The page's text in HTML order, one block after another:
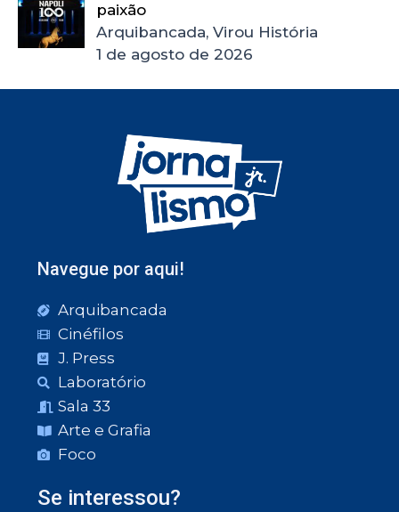
paixão
Arquibancada, Virou História
1 de agosto de 2026
Navegue por aqui!
Arquibancada
Cinéfilos
J. Press
Laboratório
Sala 33
Arte e Grafia
Foco
Se interessou?